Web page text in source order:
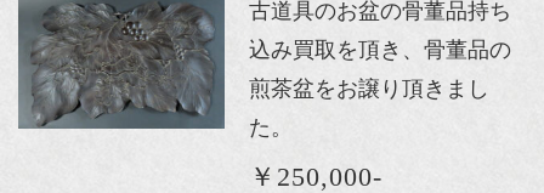
古道具のお盆の骨董品持ち
込み買取を頂き、骨董品の
煎茶盆をお譲り頂きまし
た。
￥250,000-